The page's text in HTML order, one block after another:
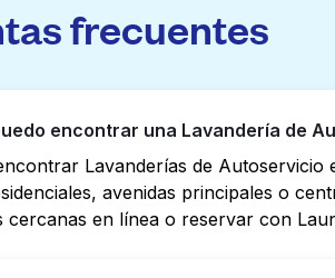
frecuentes
encontrar una Lavandería de
Lavanderías de
avenidas principales o
cercanas en línea o reservar con